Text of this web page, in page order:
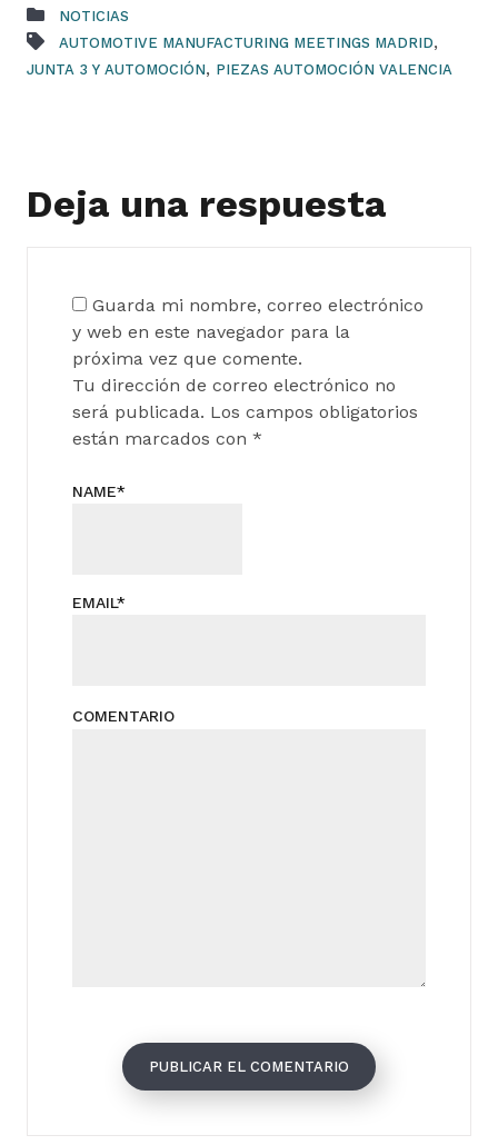
NOTICIAS
AUTOMOTIVE MANUFACTURING MEETINGS MADRID,
JUNTA 3 Y AUTOMOCIÓN, PIEZAS AUTOMOCIÓN VALENCIA
Deja una respuesta
Tu dirección de correo electrónico no
será publicada. Los campos obligatorios
están marcados con *
COMENTARIO
NAME*
EMAIL*
Guarda mi nombre, correo electrónico
y web en este navegador para la
próxima vez que comente.